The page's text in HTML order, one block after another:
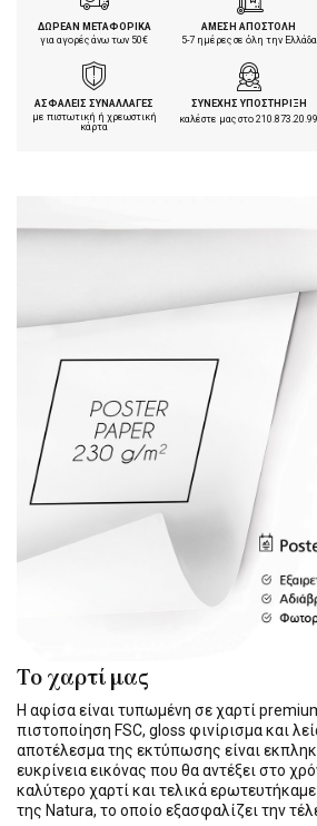
ΔΩΡΕΑΝ ΜΕΤΑΦΟΡΙΚΑ
για αγορές άνω των 50€
ΑΜΕΣΗ ΑΠΟΣΤΟΛΗ
5-7 ημέρες σε όλη την Ελλάδα
ΑΣΦΑΛΕΙΣ ΣΥΝΑΛΛΑΓΕΣ
με πιστωτική ή χρεωστική
κάρτα
ΣΥΝΕΧΗΣ ΥΠΟΣΤΗΡΙΞΗ
καλέστε μας στο210.873.20.99
Το χαρτί μας
Η αφίσα είναι τυπωμένη σε χαρτί
πιστοποίηση FSC, gloss φινίρισμα και
αποτέλεσμα της εκτύπωσης είναι
ευκρίνεια εικόνας που θα αντέξει στο
καλύτερο χαρτί και τελικά
της Natura, το οποίο εξασφαλίζει την